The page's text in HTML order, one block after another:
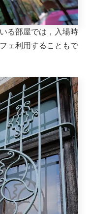
る部屋では，入場時
ェ利用することもで